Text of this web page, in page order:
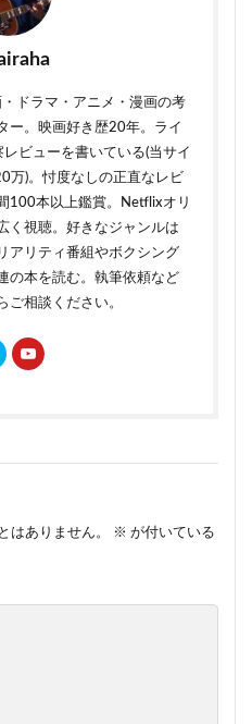
ドラマ・アニメ・漫画の考
ー。映画好き歴20年。ライ
ビューを書いている(当サイ
万)。忖度なしの正直なレビ
100本以上鑑賞。Netflixオリ
く視聴。好きなジャンルは
アリティ番組やボクシング
の本を読む。執筆依頼など
ご相談ください。
はありません。 ※ が付いている